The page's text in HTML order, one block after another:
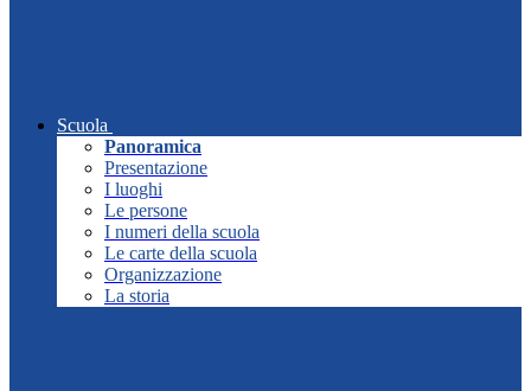
Scuola
Panoramica
Presentazione
I luoghi
Le persone
I numeri della scuola
Le carte della scuola
Organizzazione
La storia